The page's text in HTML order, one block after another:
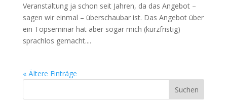
Veranstaltung ja schon seit Jahren, da das Angebot –
sagen wir einmal – überschaubar ist. Das Angebot über
ein Topseminar hat aber sogar mich (kurzfristig)
sprachlos gemacht....
« Ältere Einträge